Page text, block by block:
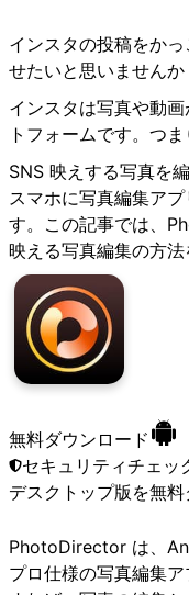
インスタの投稿をか
せたいと思いませんか
インスタは写真や動
トフォームです。つ
SNS 映えする写真を
スマホに写真編集ア
す。この記事では、
映える写真編集の方法
無料ダウンロード
セキュリティチェッ
デスクトップ版 を無
PhotoDirector は、
プロ仕様の写真編集